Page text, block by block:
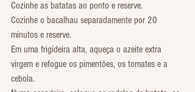
Cozinhe as batatas ao ponto e reserve.
Cozinhe o bacalhau separadamente por 20
minutos e reserve.
Em uma frigideira alta, aqueça o azeite extra
virgem e refogue os pimentões, os tomates e a
cebola.